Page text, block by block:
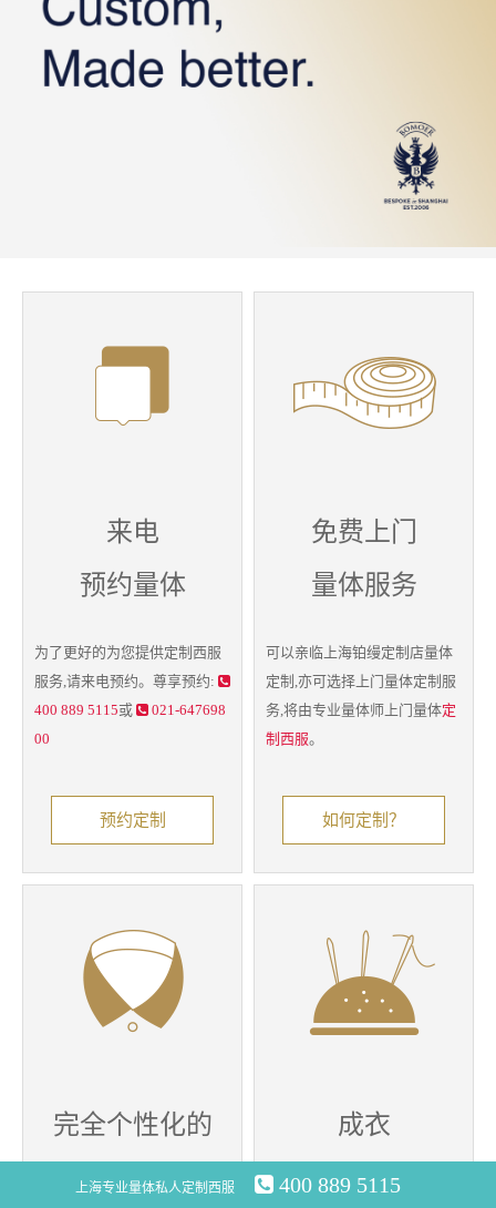
上海专业量体私人定制西服 400 889 5115
来电
预约量体
为了更好的为您提供定制西服
服务,请来电预约。尊享预约:
400 889 5115或
021-647698
00
预约定制
免费上门
量体服务
可以亲临上海铂缦定制店量体
定制,亦可选择上门 量体定制 服
务,将由专业量体师上门量体定
制西服。
如何定制？
完全个性化的
定制服务
成衣
精修服务